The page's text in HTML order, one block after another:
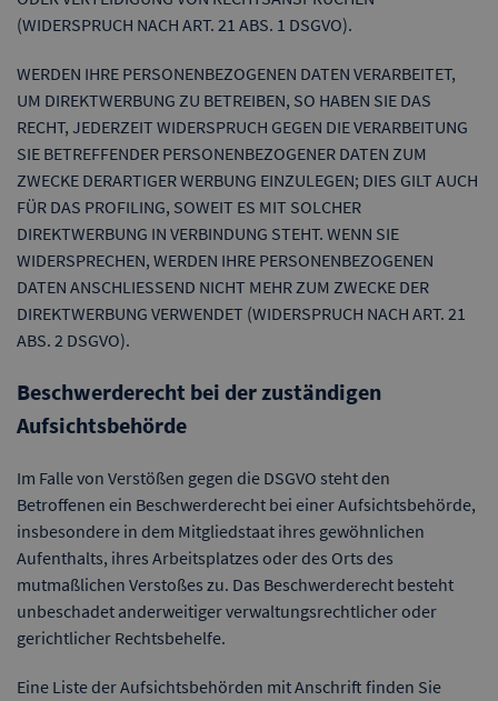
(WIDERSPRUCH NACH ART. 21 ABS. 1 DSGVO).
WERDEN IHRE PERSONENBEZOGENEN DATEN VERARBEITET,
UM DIREKTWERBUNG ZU BETREIBEN, SO HABEN SIE DAS
RECHT, JEDERZEIT WIDERSPRUCH GEGEN DIE VERARBEITUNG
SIE BETREFFENDER PERSONENBEZOGENER DATEN ZUM
ZWECKE DERARTIGER WERBUNG EINZULEGEN; DIES GILT AUCH
FÜR DAS PROFILING, SOWEIT ES MIT SOLCHER
DIREKTWERBUNG IN VERBINDUNG STEHT. WENN SIE
WIDERSPRECHEN, WERDEN IHRE PERSONENBEZOGENEN
DATEN ANSCHLIESSEND NICHT MEHR ZUM ZWECKE DER
DIREKTWERBUNG VERWENDET (WIDERSPRUCH NACH ART. 21
ABS. 2 DSGVO).
Beschwerderecht bei der zuständigen
Aufsichtsbehörde
Im Falle von Verstößen gegen die DSGVO steht den
Betroffenen ein Beschwerderecht bei einer Aufsichtsbehörde,
insbesondere in dem Mitgliedstaat ihres gewöhnlichen
Aufenthalts, ihres Arbeitsplatzes oder des Orts des
mutmaßlichen Verstoßes zu. Das Beschwerderecht besteht
unbeschadet anderweitiger verwaltungsrechtlicher oder
gerichtlicher Rechtsbehelfe.
Eine Liste der Aufsichtsbehörden mit Anschrift finden Sie